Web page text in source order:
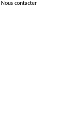
Nous contacter